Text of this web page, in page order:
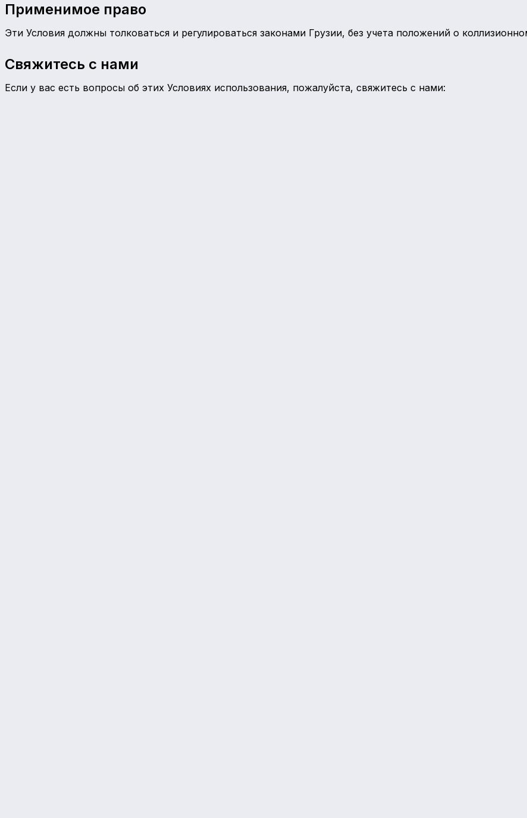
Применимое право
Эти Условия должны толковаться и регулироваться законами Грузии, без учета положений о
Свяжитесь с нами
Если у вас есть вопросы об этих Условиях использования, пожалуйста, свяжитесь с нами: